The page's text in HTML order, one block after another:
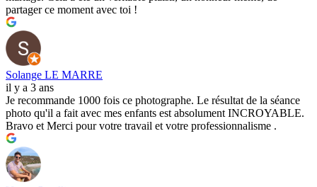
partager ce moment avec toi !
Solange LE MARRE
il y a 3 ans
Je recommande 1000 fois ce photographe. Le résultat de la séance
photo qu'il a fait avec mes enfants est absolument INCROYABLE.
Bravo et Merci pour votre travail et votre professionnalisme .